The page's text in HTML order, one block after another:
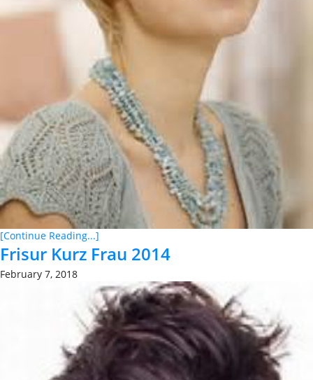
[Continue Reading...]
Frisur Kurz Frau 2014
February 7, 2018